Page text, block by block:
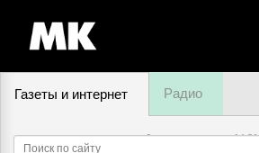
Газеты и интернет Радио
6 августа, четверг,14:31